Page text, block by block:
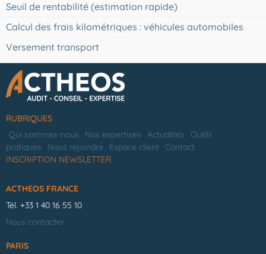
Seuil de rentabilité (estimation rapide)
Calcul des frais kilométriques : véhicules automobiles
Versement transport
RUBRIQUES
Qui sommes-nous
Nos expertises Actualités
Outils
pratiques
Nous rejoindre Espace client
Contact
INSCRIPTION NEWSLETTER
ACTHEOS FRANCE
Tél. +33 1 40 16 55 10
Nous contacter
PARIS